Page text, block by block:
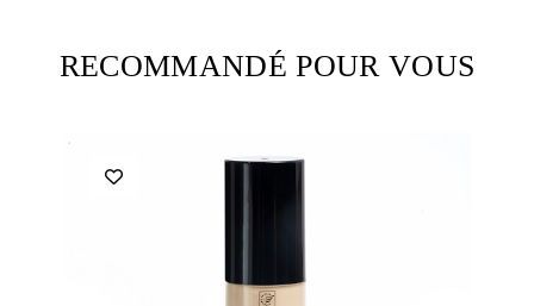
RECOMMANDÉ POUR VOUS